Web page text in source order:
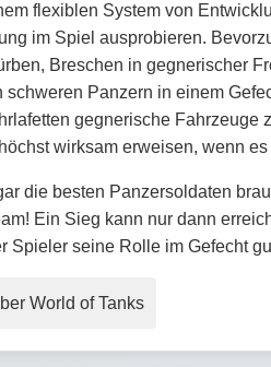
flexiblen System von
im Spiel ausprobieren.
Breschen in gegnerischer
schweren Panzern in einem
gegnerische Fahrzeuge
wirksam erweisen, wenn
die besten Panzersoldaten
Ein Sieg kann nur dann
Spieler seine Rolle im Gefecht
World of Tanks